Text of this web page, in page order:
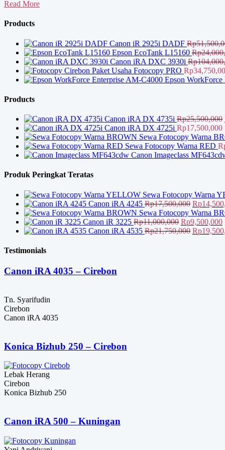
Paket
Fotocopy
Read More
Products
Canon iR 2925i DADF Rp
Epson EcoTank L15160 Rp
Canon iRA DXC 3930i Rp
Paket Usaha Fotocopy PRO Rp
Epson
Products
Canon iRA DX 4735i Rp25,500,000
Canon iRA DX 4725i Rp17,500,000
Sewa Fotocopy Warna
Sewa Fotocopy Warna RED
Canon Imageclass
Produk Peringkat Teratas
Sewa Fotocopy Warna
Canon iRA 4245 Rp17,500,000 Harga
aslinya
adalah:
Rp
Sewa Fotocopy Warna
Canon iR 3225 Rp11,000,000 Harga
aslinya
Rp9,500,000
Canon iRA 4535 Rp21,750,000 Harga
Rp
Testimonials
Canon iRA 4035 – Cirebon
Tn. Syarifudin
Cirebon
Canon iRA 4035
Konica Bizhub 250 – Cirebon
Lebak Herang
Cirebon
Konica Bizhub 250
Canon iRA 500 – Kuningan